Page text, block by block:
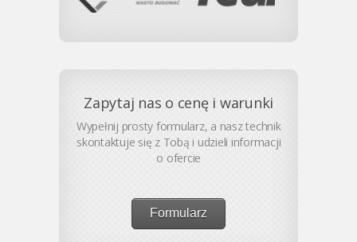
Zapytaj nas o cenę i warunki
Wypełnij prosty formularz, a nasz technik
skontaktuje się z Tobą i udzieli informacji
o ofercie
Formularz